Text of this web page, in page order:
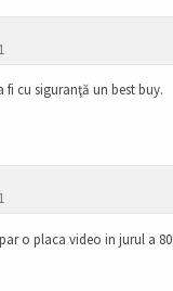
fi cu siguranţă un best buy.
o placa video in jurul a